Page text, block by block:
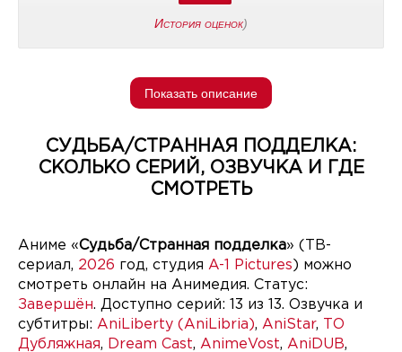
История оценок)
Показать описание
СУДЬБА/СТРАННАЯ ПОДДЕЛКА:
СКОЛЬКО СЕРИЙ, ОЗВУЧКА И ГДЕ
СМОТРЕТЬ
Аниме «Судьба/Странная подделка» (ТВ-
сериал, 2026 год, студия A-1 Pictures ) можно
смотреть онлайн на Анимедия. Статус:
Завершён. Доступно серий: 13 из 13. Озвучка и
субтитры: AniLiberty (AniLibria), AniStar,
ТО
Дубляжная, Dream Cast, AnimeVost, AniDUB,